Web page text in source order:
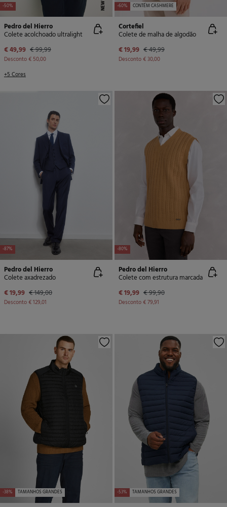
-50% NEW
Pedro del Hierro
Colete acolchoado ultralight
€ 49,99 € 99,99
Desconto€ 50,00
+5 Cores
-60% CONTÉM CASHMERE
Cortefiel
Colete de malha de algodão
€ 19,99 € 49,99
Desconto€ 30,00
-87%
Pedro del Hierro
Colete axadrezado
€ 19,99 € 149,00
Desconto€ 129,01
-80%
Pedro del Hierro
Colete com estrutura marcada
€ 19,99 € 99,90
Desconto€ 79,91
-38% TAMANHOS GRANDES -53% TAMANHOS GRANDES